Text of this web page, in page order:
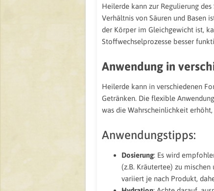
Heilerde kann zur Regulierung
Verhältnis von Säuren und Basen
der Körper im Gleichgewicht ist,
Stoffwechselprozesse besser
Anwendung in
Heilerde kann in verschiedenen
Getränken. Die flexible
was die Wahrscheinlichkeit
Anwendungstipps:
Dosierung: Es wird
(z.B. Kräutertee) zu
variiert je nach Produkt,